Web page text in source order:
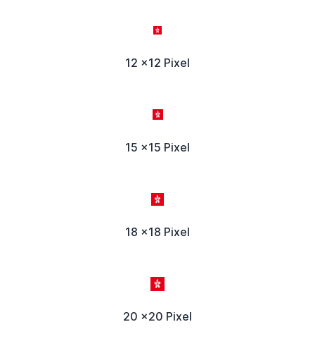
12 x12 Pixel
15 x15 Pixel
18 x18 Pixel
20 x20 Pixel